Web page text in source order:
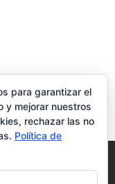
para garantizar el
y mejorar nuestros
rechazar las no
Política de